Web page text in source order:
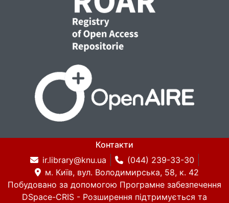
Контакти
ir.library@knu.ua
(044) 239-33-30
м. Київ, вул. Володимирська, 58, к. 42
Побудовано за допомогою Програмне забезпечення
DSpace-CRIS - Розширення підтримується та